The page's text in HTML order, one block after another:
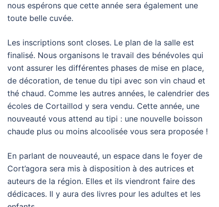
nous espérons que cette année sera également une
toute belle cuvée.
Les inscriptions sont closes. Le plan de la salle est
finalisé. Nous organisons le travail des bénévoles qui
vont assurer les différentes phases de mise en place,
de décoration, de tenue du tipi avec son vin chaud et
thé chaud. Comme les autres années, le calendrier des
écoles de Cortaillod y sera vendu. Cette année, une
nouveauté vous attend au tipi : une nouvelle boisson
chaude plus ou moins alcoolisée vous sera proposée !
En parlant de nouveauté, un espace dans le foyer de
Cort’agora sera mis à disposition à des autrices et
auteurs de la région. Elles et ils viendront faire des
dédicaces. Il y aura des livres pour les adultes et les